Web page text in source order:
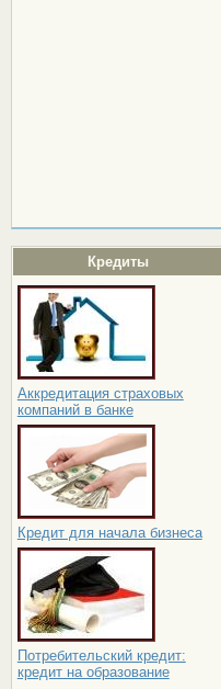
Кредиты
Аккредитация страховых
компаний в банке
Кредит для начала бизнеса
Потребительский кредит:
кредит на образование